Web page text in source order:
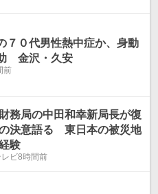
７０代男性熱中症か、身動
金沢・久安
前
務局の中田和幸新局長が復
決意語る 東日本の被災地
験
ビ8時間前